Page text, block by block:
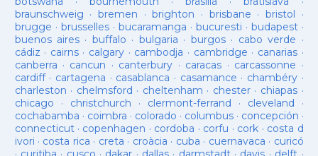
braunschweig · bremen ·brighton · brisbane · bristol ·
brugge · brusselles· bucaramanga · bucuresti · budapest·
buenos aires· buffalo · bulgaria · burgos· cabo verde ·
cádiz · cairns· calgary · cambodja · cambridge · canarias·
canberra · cancun · canterbury · caracas · carcassonne ·
cardiff· cartagena · casablanca · casamance · chambéry·
charleston · chelmsford · cheltenham · chester· chiapas ·
chicago · christchurch · clermont-ferrand · cleveland ·
cochabamba · coimbra · colorado · columbus· concepción ·
connecticut· copenhagen · cordoba · corfu · cork · costa d
ivori · costa rica · creta · croàcia · cuba · cuernavaca · curicó